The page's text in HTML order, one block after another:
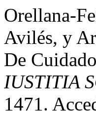
Orellana-
Avilés, y
De
IUSTITIA
1471.